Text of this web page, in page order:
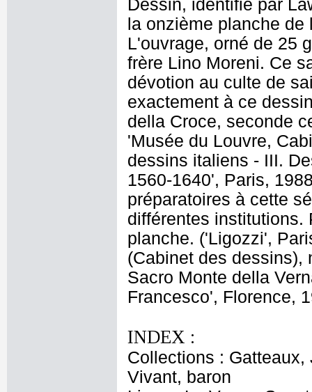
Dessin, identifié par
la onzième planche
L'ouvrage, orné de 25
frère Lino Moreni. Ce
dévotion au culte de
exactement à ce
della Croce, seconde
'Musée du Louvre,
dessins italiens - III.
1560-1640', Paris,
préparatoires à cette
différentes institutions.
planche. ('Ligozzi',
(Cabinet des dessins),
Sacro Monte della
Francesco', Florence,
INDEX :
Collections :
Vivant, baron